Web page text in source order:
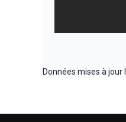
Données mises à jour